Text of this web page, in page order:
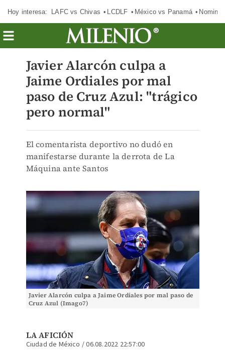
Hoy interesa: LAFC vs Chivas LCDLF México vs Panamá
Javier Alarcón culpa a
Jaime Ordiales por mal
paso de Cruz Azul: "trágico
pero normal"
El comentarista deportivo no dudó en
manifestarse durante la derrota de La
Máquina ante Santos
Javier Alarcón culpa a Jaime Ordiales por mal paso de
Cruz Azul (Imago7)
LA AFICIÓN
Ciudad de México /06.08.2022 22:57:00